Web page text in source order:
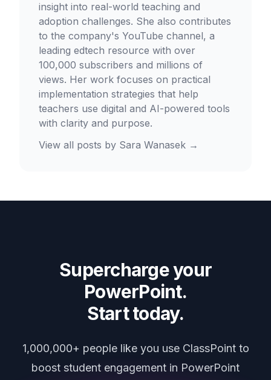
insight into real-world teaching and
adoption challenges. She also contributes
to the company's YouTube channel, a
leading edtech resource with over
100,000 subscribers and millions of
views. Her work focuses on practical
implementation strategies that help
teachers use digital and AI-powered tools
with clarity and purpose.
View all posts by Sara Wanasek →
Supercharge your
PowerPoint.
Start today.
1,000,000+ people like you use ClassPoint to
boost student engagement in PowerPoint